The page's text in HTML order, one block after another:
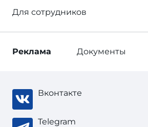
Для сотрудников
Реклама Документы
Вконтакте
Telegram